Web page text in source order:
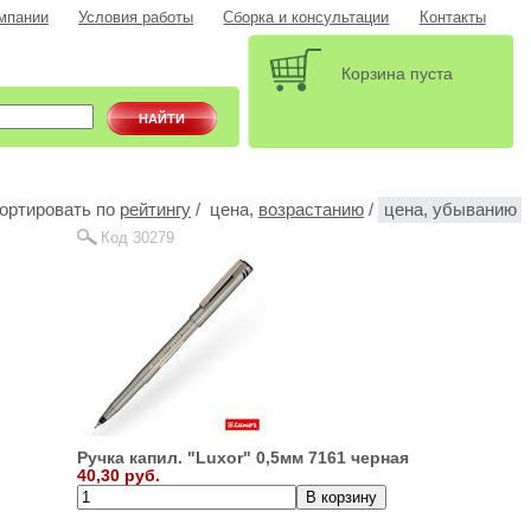
Условия работы Сборка и консультации Контакты
Корзина пуста
по рейтингу / цена, возрастанию / цена, убыванию
Код 30279
Ручка капил. "Luxor" 0,5мм 7161 черная
40,30 руб.